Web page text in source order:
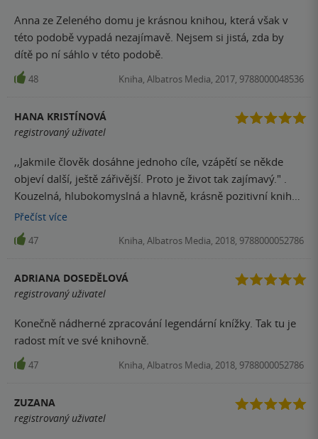
Anna ze Zeleného domu je krásnou knihou, která však v
této podobě vypadá nezajímavě. Nejsem si jistá, zda by
dítě po ní sáhlo v této podobě.
48 Kniha, Albatros Media, 2017, 9788000048536
HANA KRISTÍNOVÁ
registrovaný uživatel
,,Jakmile člověk dosáhne jednoho cíle, vzápětí se někde
objeví další, ještě zářivější. Proto je život tak zajímavý." .
Kouzelná, hlubokomyslná a hlavně, krásně pozitivní kniha.
Annu od prvního okamžiku zbožňuju, nikdy si nestěžuje, za
vším, dětsky, skoro až naivně, vidí jen to dobré, i když si
vytrpěla víc než dost a na všechno byla sama. Ukecaná a
Dost mi připomíná Pipi Dlohou Punčochu. Každopádně její
představivost nemá hranice a dle mého názoru by to tak
mělo být a nejen u dětí. Tato kniha mě totálně dostala.
Přečíst více
47 Kniha, Albatros Media, 2018, 9788000052786
ADRIANA DOSEDĚLOVÁ
registrovaný uživatel
Konečně nádherné zpracování legendární knížky. Tak tu je
radost mít ve své knihovně.
47 Kniha, Albatros Media, 2018, 9788000052786
ZUZANA
registrovaný uživatel